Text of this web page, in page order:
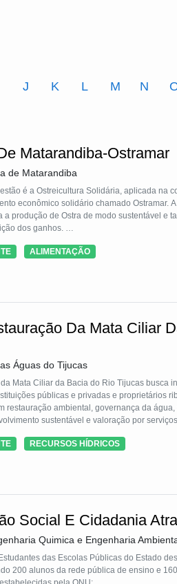
J K L M N
Matarandiba-Ostramar
de Matarandiba
é a Ostreicultura Solidária, aplicada na
econômico solidário chamado Ostramar.
a produção de Ostra de modo sustentável e
dos ganhos.
para comercialização. Esta
ALIMENTAÇÃO
Da Mata Ciliar
Águas do Tijucas
Mata Ciliar da Bacia do Rio Tijucas busca
públicas e privadas e proprietários
restauração ambiental, governança da
sustentável e valoração por
Tijucas) que compõe a Bacia Hidrográfica
RECURSOS HÍDRICOS
Social E Cidadania
Quimica e Engenharia
das Escolas Públicas do Estado
200 alunos da rede pública de ensino e